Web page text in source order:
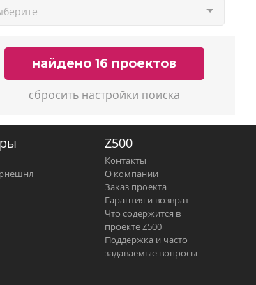
найдено 16 проектов
сбросить настройки поиска
Z500
Контакты
О компании
Заказ проекта
Гарантия и возврат
Что содержится в
проекте Z500
Поддержка и часто
задаваемые вопросы